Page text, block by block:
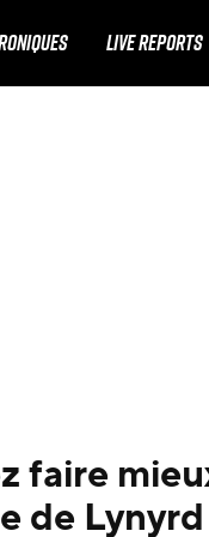
LIVE REPORTS
faire
de